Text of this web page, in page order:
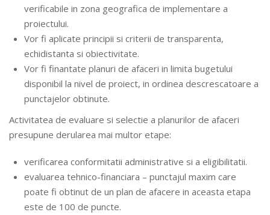
verificabile in zona geografica de implementare a
proiectului.
Vor fi aplicate principii si criterii de transparenta,
echidistanta si obiectivitate.
Vor fi finantate planuri de afaceri in limita bugetului
disponibil la nivel de proiect, in ordinea descrescatoare a
punctajelor obtinute.
Activitatea de evaluare si selectie a planurilor de afaceri
presupune derularea mai multor etape:
verificarea conformitatii administrative si a eligibilitatii.
evaluarea tehnico-financiara – punctajul maxim care
poate fi obtinut de un plan de afacere in aceasta etapa
este de 100 de puncte.